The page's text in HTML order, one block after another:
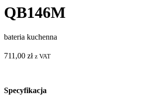
QB146M
bateria kuchenna
711,00 zł z VAT
Specyfikacja